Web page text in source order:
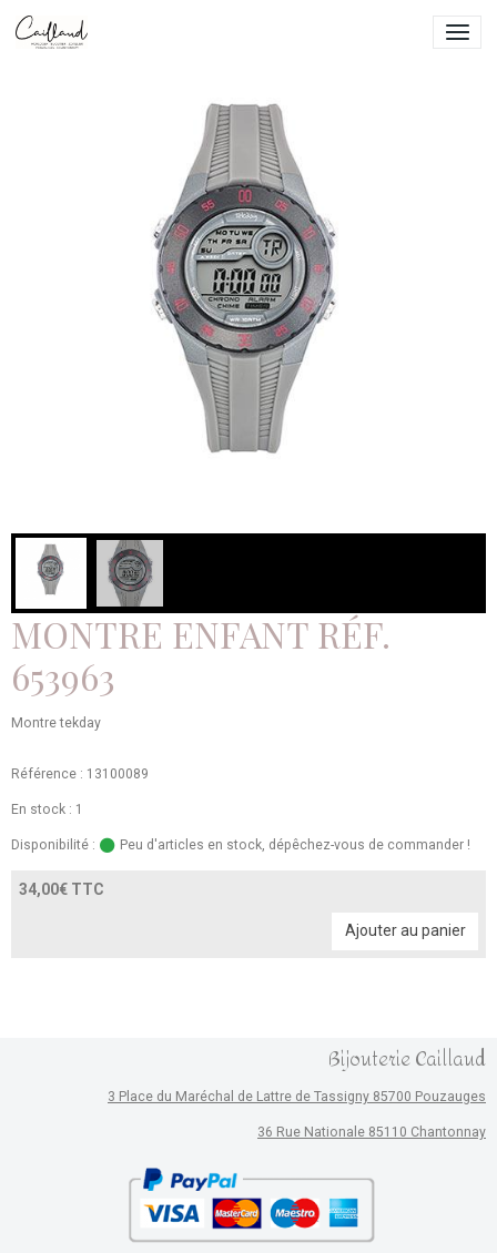
MONTRE ENFANT RÉF.
653963
Montre tekday
Référence : 13100089
En stock : 1
Disponibilité : Peu d'articles en stock, dépêchez-vous de commander !
34,00€ TTC
Ajouter au panier
Bijouterie Caillaud
3 Place du Maréchal de Lattre de Tassigny 85700 Pouzauges
36 Rue Nationale 85110 Chantonnay